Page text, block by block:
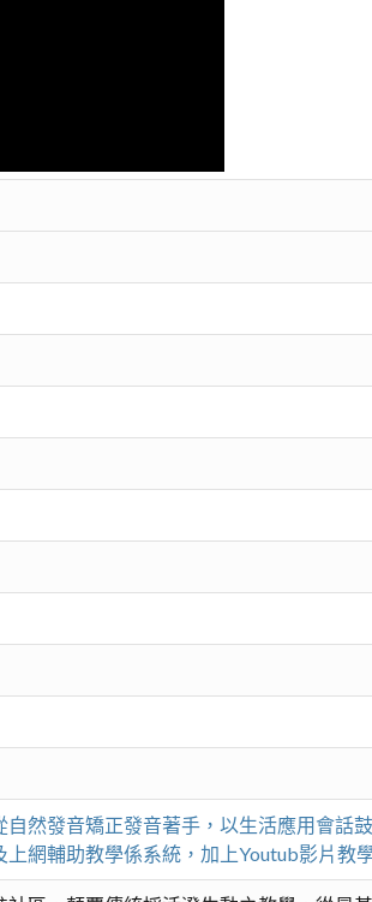
然發音矯正發音著手，以生活應用會
網輔助教學係系統，加上Youtub影片教